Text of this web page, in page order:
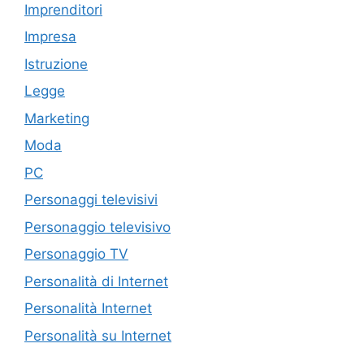
Imprenditori
Impresa
Istruzione
Legge
Marketing
Moda
PC
Personaggi televisivi
Personaggio televisivo
Personaggio TV
Personalità di Internet
Personalità Internet
Personalità su Internet